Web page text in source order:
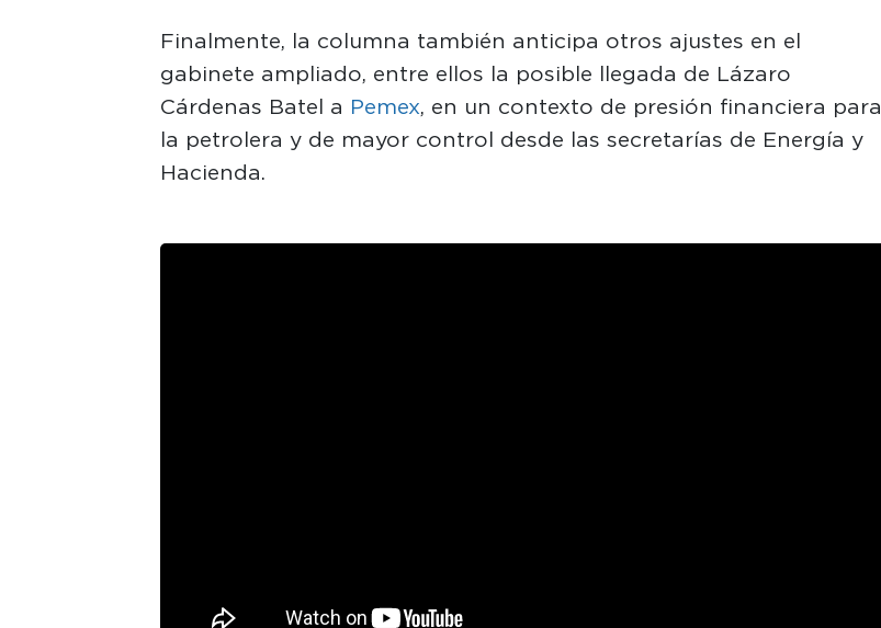
Finalmente, la columna también anticipa otros ajustes en el
gabinete ampliado, entre ellos la posible llegada de Lázaro
Cárdenas Batel a Pemex, en un contexto de presión financiera para
la petrolera y de mayor control desde las secretarías de Energía y
Hacienda.